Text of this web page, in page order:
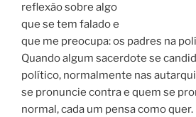
reflexão sobre algo
que se tem falado e
que me preocupa: os padres na
Quando algum sacerdote se
político, normalmente nas
se pronuncie contra e quem se
normal, cada um pensa como quer.